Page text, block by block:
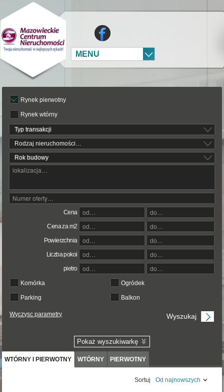
MENU
Rynek pierwotny
Rynek wtórny
Typ transakcji
Rodzaj nieruchomości…
Rok budowy
Cena
Cena za m2
Powierzchnia
Liczba pokoi
pietro
Komórka Ogródek
Parking Balkon
Wyczysc parametry
Pokaż wyszukiwarkę
WTÓRNY I PIERWOTNY WTÓRNY PIERWOTNY
Sortuj Od najnowszych